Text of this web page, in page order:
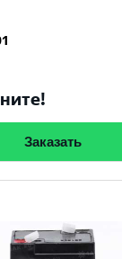
Заказать